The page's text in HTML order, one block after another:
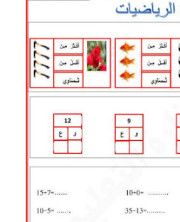
بنك مذكرات الاستاذ
بنك التوزيعات الشهرية
دفاتر استاذ التعليم الابتدائي
المسابقات المهنية
البحوث الجاهزة
بحوث الرياضيات